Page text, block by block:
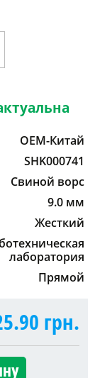
OEM-Китай
SHK000741
Свиной ворс
9.0 мм
Жесткий
лаборатория
Прямой
грн.